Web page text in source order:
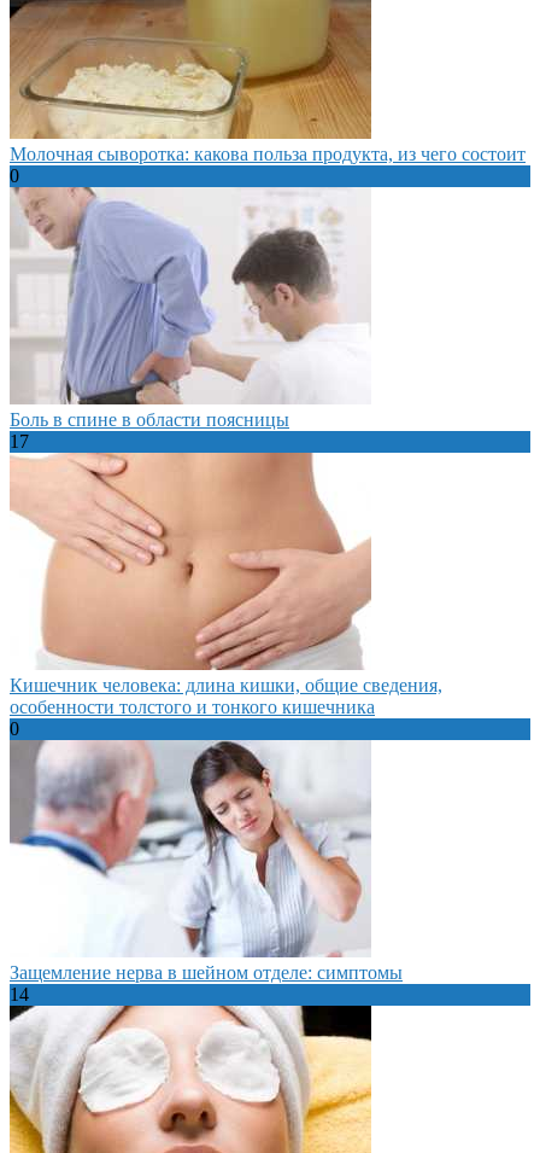
Молочная сыворотка: какова польза продукта, из чего состоит
0
Боль в спине в области поясницы
17
Кишечник человека: длина кишки, общие сведения,
особенности толстого и тонкого кишечника
0
Защемление нерва в шейном отделе: симптомы
14